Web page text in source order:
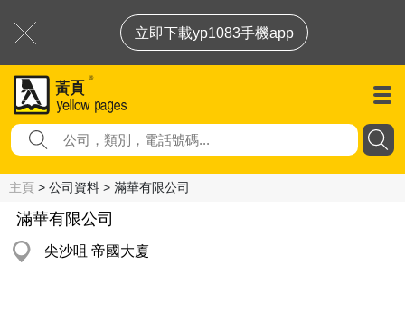
立即下載yp1083手機app
主頁 > 公司資料 > 滿華有限公司
滿華有限公司
尖沙咀 帝國大廈